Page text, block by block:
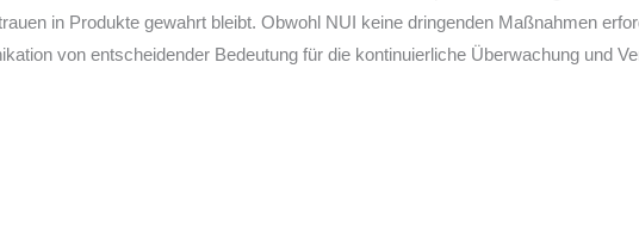
in Produkte gewahrt bleibt. Obwohl NUI keine dringenden Maßnahmen
von entscheidender Bedeutung für die kontinuierliche Überwachung und